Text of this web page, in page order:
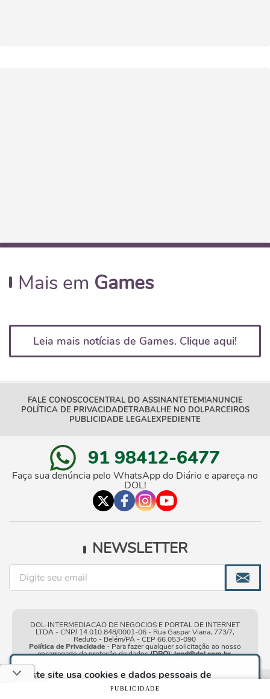
Este site usa cookies e dados pessoais de
acordo com os nossosTermos de Uso e Política
e, ao continuar navegando neste
Mais em Games
Leia mais notícias de Games. Clique aqui!
FALE CONOSCOCENTRAL DO ASSINANTETEM!ANUNCIE
POLÍTICA DE PRIVACIDADETRABALHE NO DOLPARCEIROS
PUBLICIDADE LEGALEXPEDIENTE
91 98412-6477
Faça sua denúncia pelo WhatsApp do Diário e apareça no
DOL!
NEWSLETTER
DOL-INTERMEDIACAO DE NEGOCIOS E PORTAL DE INTERNET
LTDA - CNPJ 14.010.848/0001-06 - Rua Gaspar Viana, 773/7,
Reduto - Belém/PA - CEP 66.053-090
Política de Privacidade- Para fazer qualquer solicitação ao nosso
encarregado de proteção de dados(DPO):lgpd@dol.com.br.
| © Copyright 2010-2026 DOL - Diário
PUBLICIDADE